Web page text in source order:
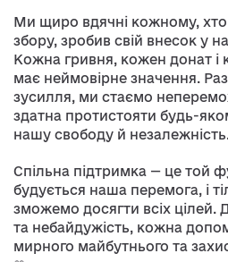
Ми щиро вдячні кожному,
збору, зробив свій внесок у
Кожна гривня, кожен донат
має неймовірне значення.
зусилля, ми стаємо
здатна протистояти будь-
нашу свободу й
Спільна підтримка — це той
будується наша перемога, і
зможемо досягти всіх цілей.
та небайдужість, кожна
мирного майбутнього та